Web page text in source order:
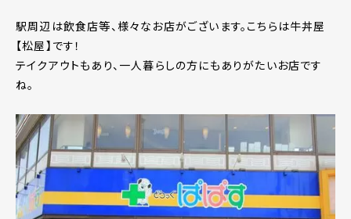
駅周辺は飲食店等、様々なお店がございます。こちらは牛丼屋
【松屋】です！
テイクアウトもあり、一人暮らしの方にもありがたいお店です
ね。